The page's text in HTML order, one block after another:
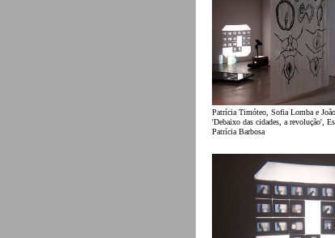
Patrícia Timóteo, Sofia Lomba e
'Debaixo das cidades, a revolução',
Patrícia Barbosa